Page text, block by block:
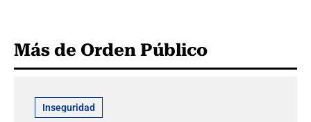
Más de Orden Público
Inseguridad